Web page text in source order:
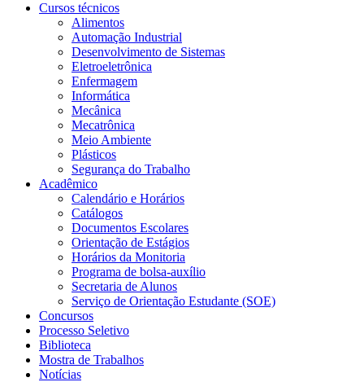
Cursos técnicos
Alimentos
Automação Industrial
Desenvolvimento de Sistemas
Eletroeletrônica
Enfermagem
Informática
Mecânica
Mecatrônica
Meio Ambiente
Plásticos
Segurança do Trabalho
Acadêmico
Calendário e Horários
Catálogos
Documentos Escolares
Orientação de Estágios
Horários da Monitoria
Programa de bolsa-auxílio
Secretaria de Alunos
Serviço de Orientação Estudante (SOE)
Concursos
Processo Seletivo
Biblioteca
Mostra de Trabalhos
Notícias